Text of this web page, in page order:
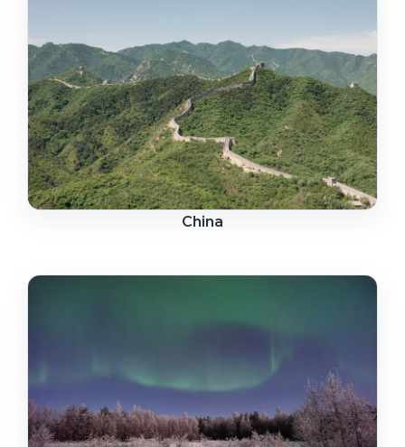
China